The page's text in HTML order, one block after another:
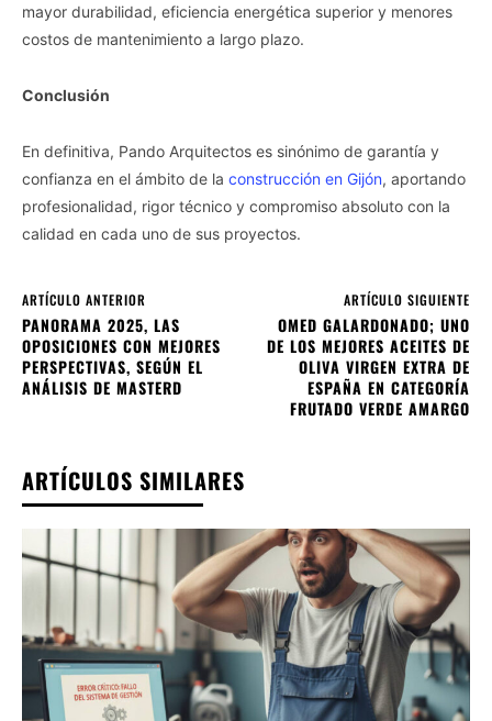
mayor durabilidad, eficiencia energética superior y menores
costos de mantenimiento a largo plazo.
Conclusión
En definitiva, Pando Arquitectos es sinónimo de garantía y
confianza en el ámbito de la construcción en Gijón, aportando
profesionalidad, rigor técnico y compromiso absoluto con la
calidad en cada uno de sus proyectos.
ARTÍCULO ANTERIOR
PANORAMA 2025, LAS
OPOSICIONES CON MEJORES
PERSPECTIVAS, SEGÚN EL
ANÁLISIS DE MASTERD
ARTÍCULO SIGUIENTE
OMED GALARDONADO; UNO
DE LOS MEJORES ACEITES DE
OLIVA VIRGEN EXTRA DE
ESPAÑA EN CATEGORÍA
FRUTADO VERDE AMARGO
ARTÍCULOS SIMILARES